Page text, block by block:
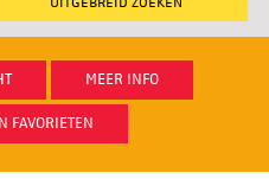
MEER INFO
FAVORIETEN